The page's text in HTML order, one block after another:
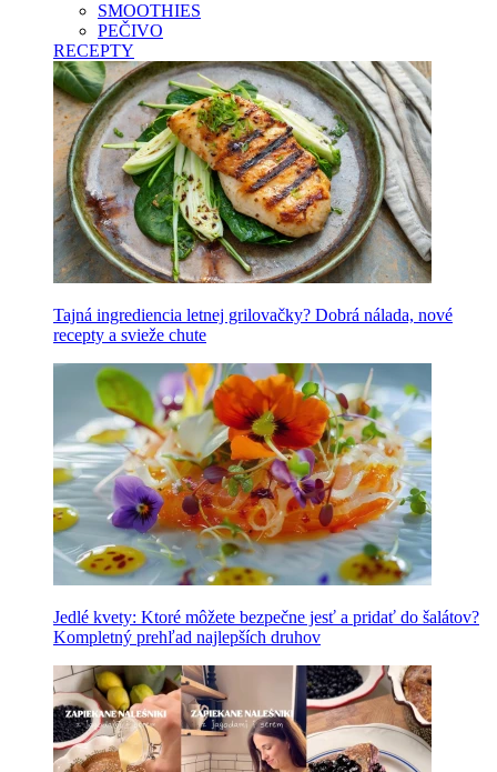
SMOOTHIES
PEČIVO
RECEPTY
Tajná ingrediencia letnej grilovačky? Dobrá nálada, nové
recepty a svieže chute
Jedlé kvety: Ktoré môžete bezpečne jesť a pridať do šalátov?
Kompletný prehľad najlepších druhov